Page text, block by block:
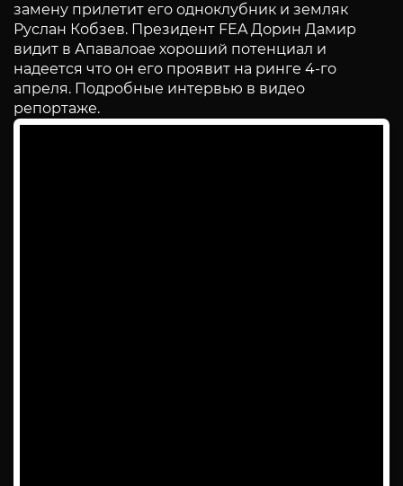
замену прилетит его одноклубник и земляк
Руслан Кобзев. Президент FEA Дорин Дамир
видит в Апавалоае хороший потенциал и
надеется что он его проявит на ринге 4-го
апреля. Подробные интервью в видео
репортаже.